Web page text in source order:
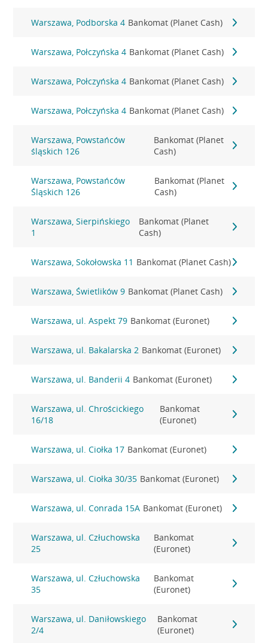
Warszawa, Podborska 4 Bankomat (Planet Cash)
Warszawa, Połczyńska 4 Bankomat (Planet Cash)
Warszawa, Połczyńska 4 Bankomat (Planet Cash)
Warszawa, Połczyńska 4 Bankomat (Planet Cash)
Warszawa, Powstańców
śląskich 126
Bankomat (Planet
Cash)
Warszawa, Powstańców
Śląskich 126
Bankomat (Planet
Cash)
Warszawa, Sierpińskiego
1
Bankomat (Planet
Cash)
Warszawa, Sokołowska 11 Bankomat (Planet Cash)
Warszawa, Świetlików 9 Bankomat (Planet Cash)
Warszawa, ul. Aspekt 79 Bankomat (Euronet)
Warszawa, ul. Bakalarska 2 Bankomat (Euronet)
Warszawa, ul. Banderii 4 Bankomat (Euronet)
Warszawa, ul. Chrościckiego
16/18
Bankomat
(Euronet)
Warszawa, ul. Ciołka 17 Bankomat (Euronet)
Warszawa, ul. Ciołka 30/35 Bankomat (Euronet)
Warszawa, ul. Conrada 15A Bankomat (Euronet)
Warszawa, ul. Człuchowska
25
Bankomat
(Euronet)
Warszawa, ul. Człuchowska
35
Bankomat
(Euronet)
Warszawa, ul. Daniłowskiego
2/4
Bankomat
(Euronet)